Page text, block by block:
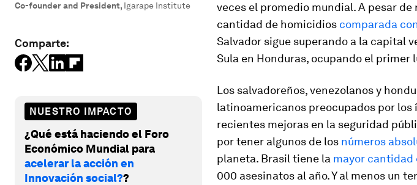
Co-founder and President, Igarape Institute
Comparte:
NUESTRO IMPACTO
¿Qué está haciendo el Foro
Económico Mundial para
acelerar la acción en
Innovación social??
veces el promedio mundial. A pesar
cantidad de homicidios comparada
Salvador sigue superando a la capital
Sula en Honduras, ocupando el primer
Los salvadoreños, venezolanos y
latinoamericanos preocupados por los
recientes mejoras en la seguridad
por tener algunos de los números
planeta. Brasil tiene la mayor cantidad
000 asesinatos al año. Y al menos un